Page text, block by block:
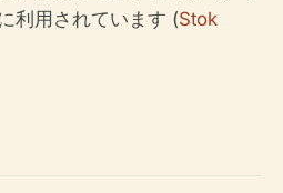
利用されています (Stok